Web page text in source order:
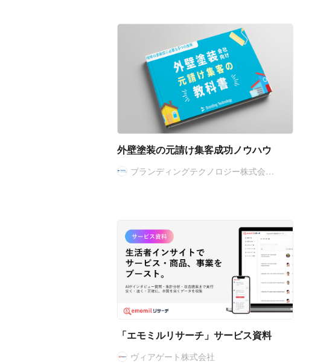
外壁塗装の元請け集客成功ノウハウ
ブランディングテクノロジー株式会…
「エモミルリサーチ」サービス資料
ヴィアゲート株式会社